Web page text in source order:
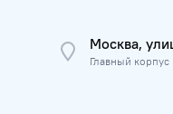
Москва,
Главный корпус